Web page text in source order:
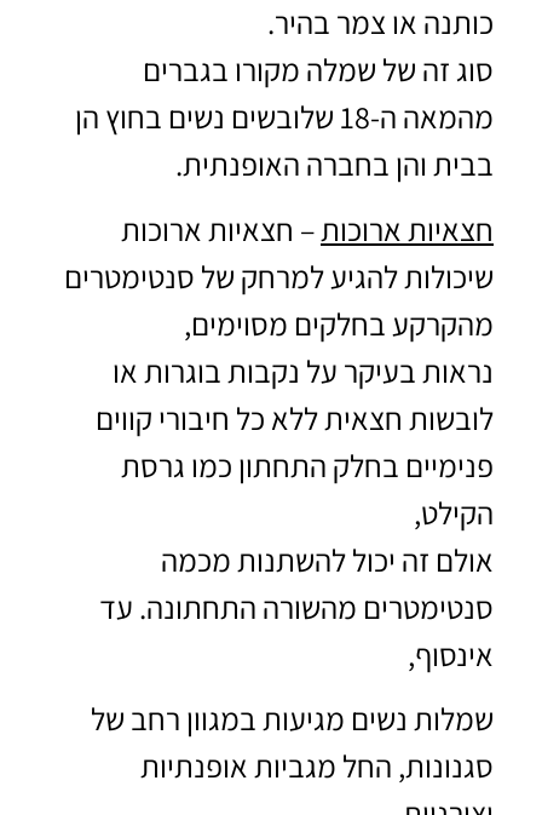
כותנה או צמר בהיר.
סוג זה של שמלה מקורו בגברים
מהמאה ה-18 שלובשים נשים בחוץ הן
בבית והן בחברה האופנתית.
חצאיות ארוכות– חצאיות ארוכות
שיכולות להגיע למרחק של סנטימטרים
מהקרקע בחלקים מסוימים,
נראות בעיקר על נקבות בוגרות או
לובשות חצאית ללא כל חיבורי קווים
פנימיים בחלק התחתון כמו גרסת
הקילט,
אולם זה יכול להשתנות מכמה
סנטימטרים מהשורה התחתונה. עד
אינסוף,
שמלות נשים מגיעות במגוון רחב של
סגנונות, החל מגביות אופנתיות